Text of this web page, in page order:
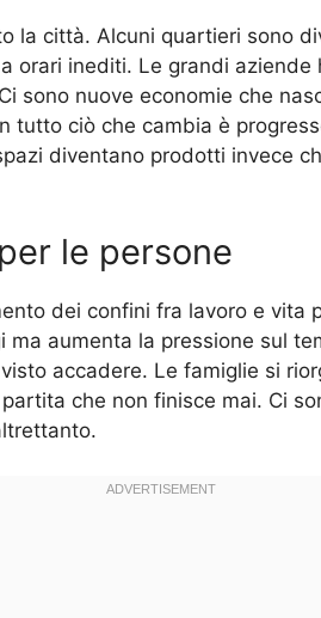
la città. Alcuni quartieri sono
orari inediti. Le grandi
sono nuove economie che
tutto ciò che cambia è
diventano prodotti invece
le persone
dei confini fra lavoro e vita
ma aumenta la pressione sul
accadere. Le famiglie si
che non finisce mai. Ci